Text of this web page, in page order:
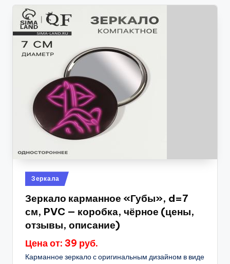
Опубликовано
в
Зеркала
Зеркало карманное «Губы», d=7
см, PVC — коробка, чёрное (цены,
отзывы, описание)
Цена от: 39 руб.
Карманное зеркало с оригинальным дизайном в виде